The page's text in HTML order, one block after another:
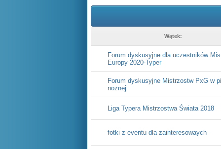
Wątek:
Forum dyskusyjne dla uczestników
Europy 2020-Typer
Forum dyskusyjne Mistrzostw PxG w
nożnej
Liga Typera Mistrzostwa Świata 2018
fotki z eventu dla zainteresowaych